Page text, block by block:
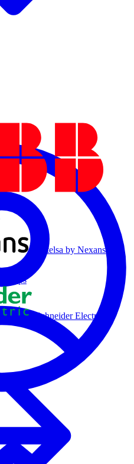
Centelsa by Nexans
Philips
Schneider Electric